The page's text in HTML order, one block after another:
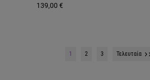
139,00 €
1 2 3 Τελευταία